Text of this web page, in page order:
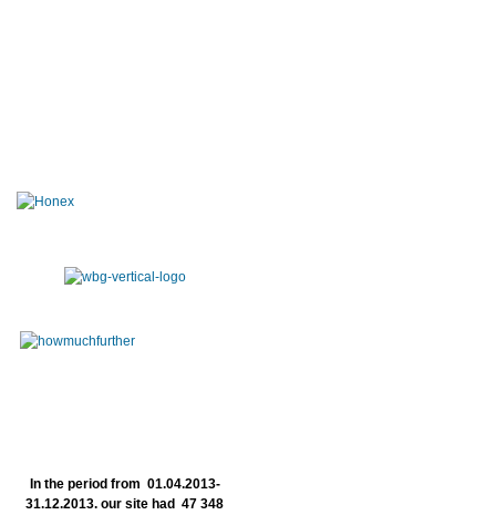
In the period from 01.04.2013-
31.12.2013. our site had 47 348